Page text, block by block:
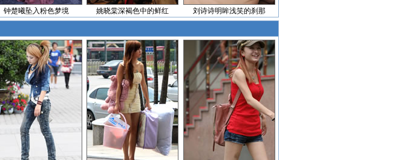
钟楚曦坠入粉色梦境 姚晓棠深褐色中的鲜红 刘诗诗明眸浅笑的刹那